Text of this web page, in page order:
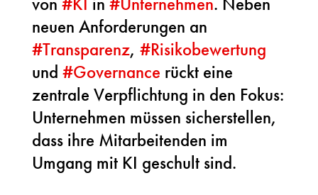
neuen Anforderungen an
#Transparenz, #Risikobewertung
und #Governance rückt eine
zentrale Verpflichtung in den Fokus:
Unternehmen müssen sicherstellen,
dass ihre Mitarbeitenden im
Umgang mit KI geschult sind.